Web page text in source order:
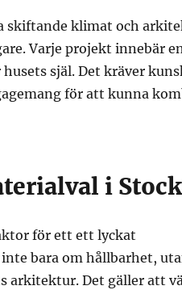
skiftande klimat och
Varje projekt innebär
själ. Det kräver
för att kunna
i
för ett ett lyckat
bara om hållbarhet,
arkitektur. Det gäller att